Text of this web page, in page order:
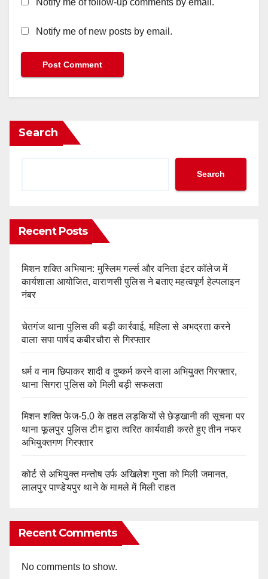
Notify me of new posts by email.
Search
Search
Recent Posts
मिशन शक्ति अभियान: मुस्लिम गर्ल्स और वनिता इंटर कॉलेज में
कार्यशाला आयोजित, वाराणसी पुलिस ने बताए महत्वपूर्ण हेल्पलाइन
नंबर
चेतगंज थाना पुलिस की बड़ी कार्रवाई, महिला से अभद्रता करने
वाला सपा पार्षद कबीरचौरा से गिरफ्तार
धर्म व नाम छिपाकर शादी व दुष्कर्म करने वाला अभियुक्त गिरफ्तार,
थाना सिगरा पुलिस को मिली बड़ी सफलता
मिशन शक्ति फेज-5.0 के तहत लड़कियों से छेड़खानी की सूचना पर
थाना फूलपुर पुलिस टीम द्वारा त्वरित कार्यवाही करते हुए तीन नफर
अभियुक्तगण गिरफ्तार
कोर्ट से अभियुक्त मन्तोष उर्फ अखिलेश गुप्ता को मिली जमानत,
लालपुर पाण्डेयपुर थाने के मामले में मिली राहत
Recent Comments
No comments to show.